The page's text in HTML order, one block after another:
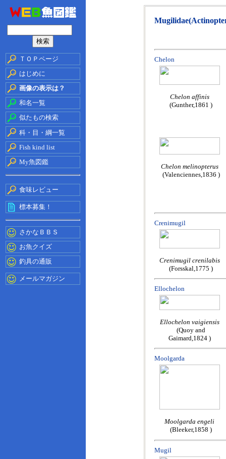
ＴＯＰページ
はじめに
画像の表示は？
和名一覧
似たもの検索
科・目・綱一覧
Fish kind list
My魚図鑑
食味レビュー
標本募集！
さかなＢＢＳ
お魚クイズ
釣具の通販
メールマガジン
Chelon
Chelon affinis
(Gunther,1861 )
Chelon melinopterus
(Valenciennes,1836 )
Crenimugil
Crenimugil crenilabis
(Forsskal,1775 )
Ellochelon
Ellochelon vaigiensis
(Quoy and
Gaimard,1824 )
Moolgarda
Moolgarda engeli
(Bleeker,1858 )
Mugil